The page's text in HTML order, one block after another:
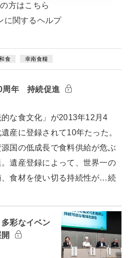
方はこちら
に関するヘルプ
食 幸南食糧
周年 持続促進
な食文化」が2013年12月4
産に登録されて10年たった。
国の低成長で食料供給が危ぶ
遺産登録によって、世界一の
食材を使い切る持続性が…続
彩なイベン